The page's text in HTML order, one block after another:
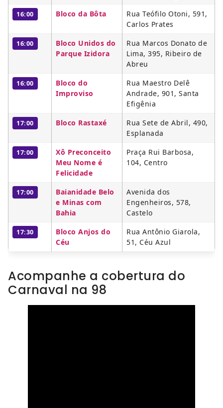
16:00 Bloco da Bôta
Rua Teófilo Otoni, 591,
Carlos Prates
16:00
Bloco Unidos do
Parque Izidora
Rua Marcos Donato de
Lima, 395, Ribeiro de
Abreu
16:00
Bloco do
Improviso
Rua Maestro Delê
Andrade, 901, Santa
Efigênia
17:00 Bloco Rastaxé
Rua Sete de Abril, 490,
Esplanada
17:00
Xô Preconceito
Meu Nome é
Felicidade
Praça Rui Barbosa,
104, Centro
17:00
Baianidade Belo
e Minas com
Bahia
Avenida dos
Engenheiros, 578,
Castelo
17:30
Bloco Anjos do
Céu
Rua Antônio Giarola,
51, Céu Azul
Acompanhe a cobertura do
Carnaval na 98